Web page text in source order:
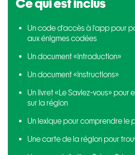
Ce qui est inclus
Un code d’accès à l’app pour
aux énigmes codées
Un document «introduction»
Un document «instructions»
Un livret «Le Saviez-vous» pour
sur la région
Un lexique pour comprendre le
Une carte de la région pour